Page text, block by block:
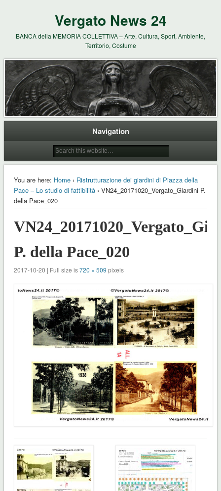
Vergato News 24
BANCA della MEMORIA COLLETTIVA – Arte, Cultura, Sport, Ambiente,
Territorio, Costume
Navigation
You are here: Home› Ristrutturazione dei giardini di Piazza della
Pace – Lo studio di fattibilità› VN24_20171020_Vergato_Giardini P.
della Pace_020
P. della Pace_020
2017-10-20 | Full size is720 × 509 pixels